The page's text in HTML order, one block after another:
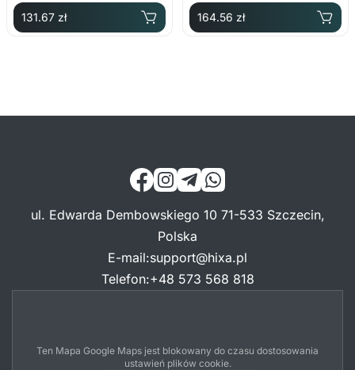
131.67 zł 164.56 zł
ul. Edwarda Dembowskiego 10 71-533 Szczecin,
Polska
E-mail:support@hixa.pl
Telefon:+48 573 568 818
Ten Mapa Google Maps jest blokowany do czasu dostosowania
ustawień plików cookie.